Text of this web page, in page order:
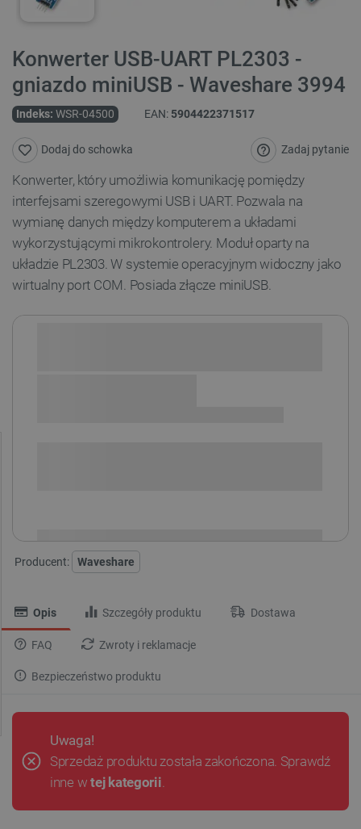
Konwerter USB-UART PL2303 -
gniazdo miniUSB - Waveshare 3994
Indeks: WSR-04500 EAN: 5904422371517
Zadaj pytanie
Dodaj do schowka
Konwerter, który umożliwia komunikację pomiędzy
interfejsami szeregowymi USB i UART. Pozwala na
wymianę danych między komputerem a układami
wykorzystującymi mikrokontrolery. Moduł oparty na
układzie PL2303. W systemie operacyjnym widoczny jako
wirtualny port COM. Posiada złącze miniUSB.
Producent: Waveshare
Opis Szczegóły produktu Dostawa
FAQ Zwroty i reklamacje
Bezpieczeństwo produktu
Uwaga!
Sprzedaż produktu została zakończona. Sprawdź
inne wtej kategorii.